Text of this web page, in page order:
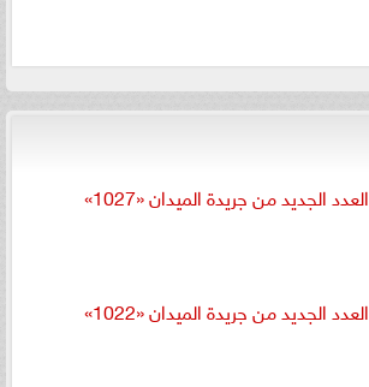
العدد الجديد من جريدة الميدان «1027»
العدد الجديد من جريدة الميدان «1022»